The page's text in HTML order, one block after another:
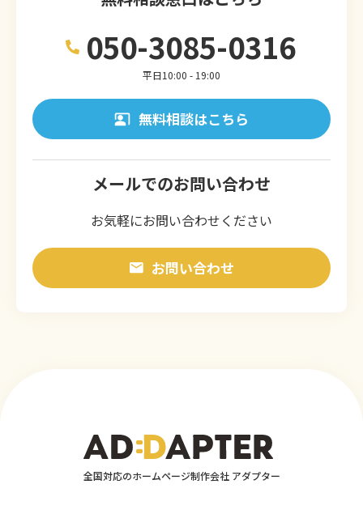
050-3085-0316
平日10:00 - 19:00
無料相談はこちら
メールでのお問い合わせ
お気軽にお問い合わせください
お問い合わせ
全国対応のホームページ制作会社 アダプター